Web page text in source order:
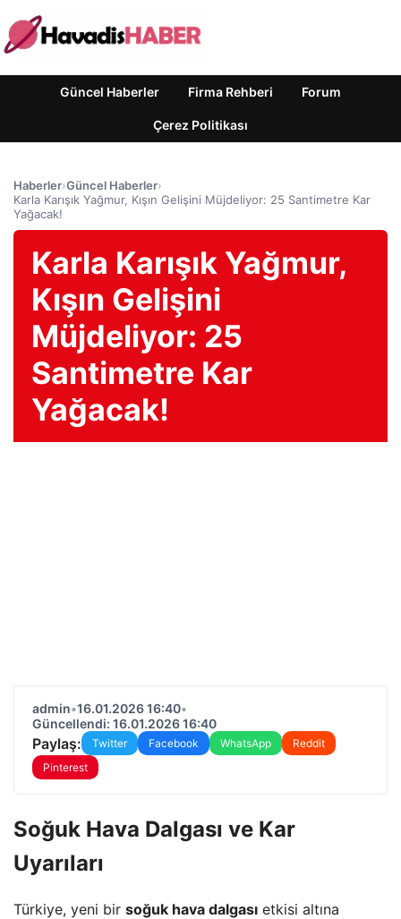
Güncel Haberler Firma Rehberi Forum
Çerez Politikası
Haberler›Güncel Haberler›
Karla Karışık Yağmur, Kışın Gelişini Müjdeliyor: 25 Santimetre Kar
Yağacak!
Karla Karışık Yağmur,
Kışın Gelişini
Müjdeliyor: 25
Santimetre Kar
Yağacak!
admin•16.01.2026 16:40•
Güncellendi: 16.01.2026 16:40
Paylaş: Twitter Facebook WhatsApp
Reddit
Pinterest
Soğuk Hava Dalgası ve Kar
Uyarıları
Türkiye, yeni bir soğuk hava dalgası etkisi altına